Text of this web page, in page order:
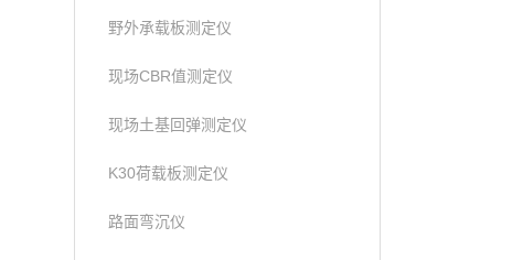
野外承载板测定仪
现场CBR值测定仪
现场土基回弹测定仪
K30荷载板测定仪
路面弯沉仪